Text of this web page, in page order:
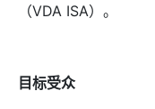
（VDA ISA）。
目标受众